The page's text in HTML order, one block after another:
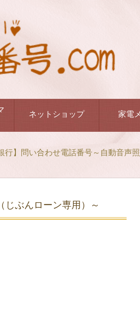
ネットショップ 家電
行】問い合わせ電話番号～自動音声
じぶんローン専用）～